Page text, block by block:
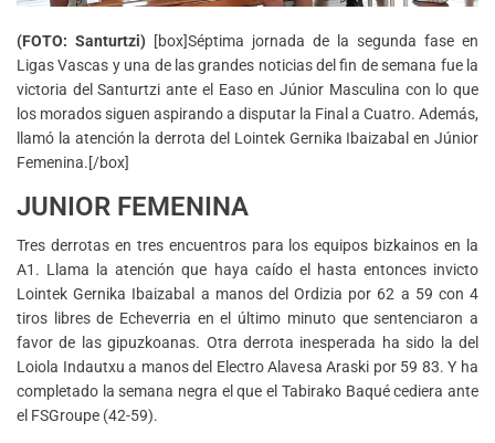
(FOTO: Santurtzi) [box]Séptima jornada de la segunda fase en
Ligas Vascas y una de las grandes noticias del fin de semana fue la
victoria del Santurtzi ante el Easo en Júnior Masculina con lo que
los morados siguen aspirando a disputar la Final a Cuatro. Además,
llamó la atención la derrota del Lointek Gernika Ibaizabal en Júnior
Femenina.[/box]
JUNIOR FEMENINA
Tres derrotas en tres encuentros para los equipos bizkainos en la
A1. Llama la atención que haya caído el hasta entonces invicto
Lointek Gernika Ibaizabal a manos del Ordizia por 62 a 59 con 4
tiros libres de Echeverria en el último minuto que sentenciaron a
favor de las gipuzkoanas. Otra derrota inesperada ha sido la del
Loiola Indautxu a manos del Electro Alavesa Araski por 59 83. Y ha
completado la semana negra el que el Tabirako Baqué cediera ante
el FSGroupe (42-59).